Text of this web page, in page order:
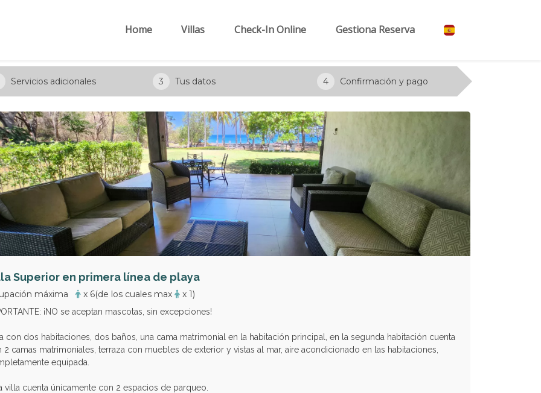
Home Villas Check-In Online Gestiona Reserva
Servicios adicionales 3 Tus datos 4 Confirmación y pago
Superior en primera línea de playa
máxima x 6(de los cuales max x 1)
¡NO se aceptan mascotas, sin excepciones!
con dos habitaciones, dos baños, una cama matrimonial en la habitación principal, en la segunda habitación cuenta
2 camas matrimoniales, terraza con muebles de exterior y vistas al mar, aire acondicionado en las habitaciones,
equipada.
villa cuenta únicamente con 2 espacios de parqueo.